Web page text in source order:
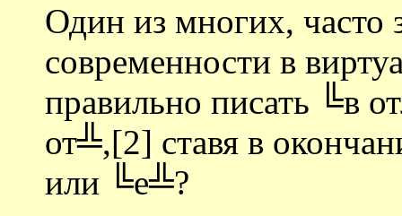
Один из многих, часто
современности в
правильно писать ╚в
от╩,[2] ставя в
или ╚е╩?